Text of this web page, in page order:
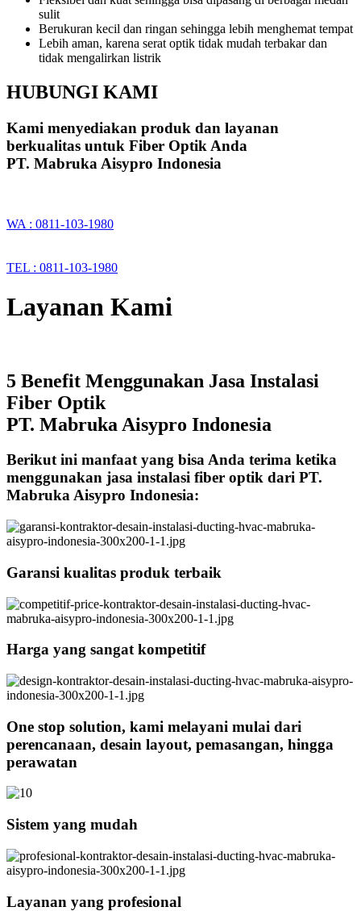
sulit
Berukuran kecil dan ringan sehingga lebih menghemat tempat
Lebih aman, karena serat optik tidak mudah terbakar dan
tidak mengalirkan listrik
HUBUNGI KAMI
Kami menyediakan produk dan layanan
berkualitas untuk Fiber Optik Anda
PT. Mabruka Aisypro Indonesia
WA : 0811-103-1980
TEL : 0811-103-1980
Layanan Kami
5 Benefit Menggunakan Jasa Instalasi
Fiber Optik
PT. Mabruka Aisypro Indonesia
Berikut ini manfaat yang bisa Anda terima ketika
menggunakan jasa instalasi fiber optik dari PT.
Mabruka Aisypro Indonesia:
Garansi kualitas produk terbaik
Harga yang sangat kompetitif
One stop solution, kami melayani mulai dari
perencanaan, desain layout, pemasangan, hingga
perawatan
Sistem yang mudah
Layanan yang profesional